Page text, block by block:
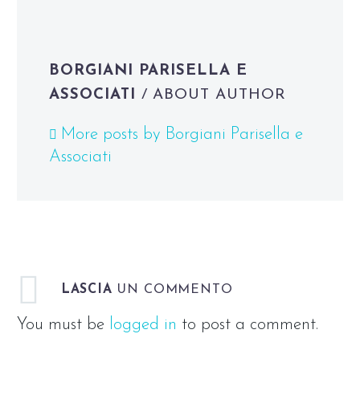
BORGIANI PARISELLA E
ASSOCIATI / ABOUT AUTHOR
More posts by Borgiani Parisella e
Associati
LASCIA UN COMMENTO
You must be logged in to post a comment.